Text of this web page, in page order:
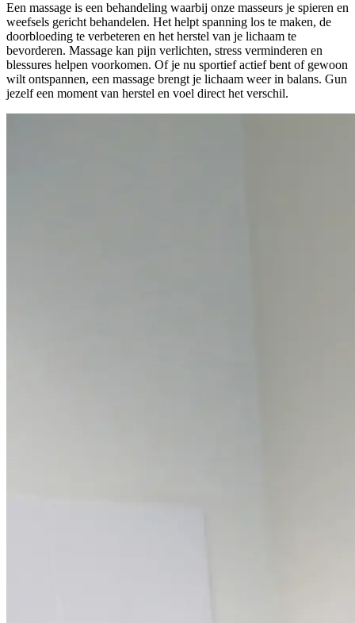
Een massage is een behandeling waarbij onze masseurs je spieren en
weefsels gericht behandelen. Het helpt spanning los te maken, de
doorbloeding te verbeteren en het herstel van je lichaam te
bevorderen. Massage kan pijn verlichten, stress verminderen en
blessures helpen voorkomen. Of je nu sportief actief bent of gewoon
wilt ontspannen, een massage brengt je lichaam weer in balans. Gun
jezelf een moment van herstel en voel direct het verschil.